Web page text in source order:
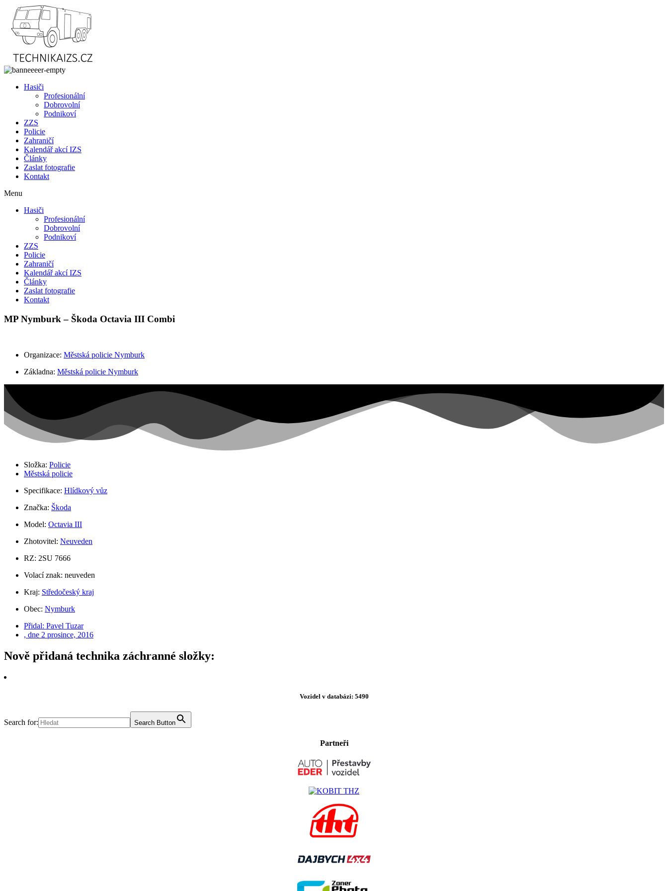
Přejít
obsahu
Hasiči
Profesionální
Dobrovolní
Podnikoví
ZZS
Policie
Zahraničí
Kalendář akcí IZS
Články
Zaslat fotografie
Kontakt
Menu
Hasiči
Profesionální
Dobrovolní
Podnikoví
ZZS
Policie
Zahraničí
Kalendář akcí IZS
Články
Zaslat fotografie
Kontakt
MP Nymburk – Škoda Octavia III Combi
Organizace: Městská policie Nymburk
Základna: Městská policie Nymburk
Složka: Policie
Městská policie
Specifikace: Hlídkový vůz
Značka: Škoda
Model: Octavia III
Zhotovitel: Neuveden
RZ: 2SU 7666
Volací znak: neuveden
Kraj: Středočeský kraj
Obec: Nymburk
Přidal: Pavel Tuzar
, dne 2 prosince, 2016
Nově přidaná technika záchranné složky:
Vozidel v databázi: 5490
Search for: Search Button
Partneři